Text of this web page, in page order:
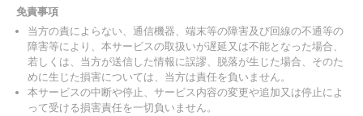
免責事項
当方の責によらない、通信機器、端末等の障害及び回線の不通等の
障害等により、本サービスの取扱いが遅延又は不能となった場合、
若しくは、当方が送信した情報に誤謬、脱落が生じた場合、そのた
めに生じた損害については、当方は責任を負いません。
本サービスの中断や停止、サービス内容の変更や追加又は停止によ
って受ける損害責任を一切負いません。